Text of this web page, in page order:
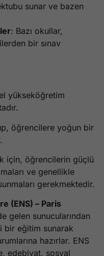
sunar ve bazen
: Bazı okullar,
bir sınav
yükseköğretim
öğrencilere yoğun bir
için, öğrencilerin güçlü
ve genellikle
gerekmektedir.
(ENS) – Paris
gelen sunucularından
eğitim sunarak
hazırlar. ENS
edebiyat, sosyal